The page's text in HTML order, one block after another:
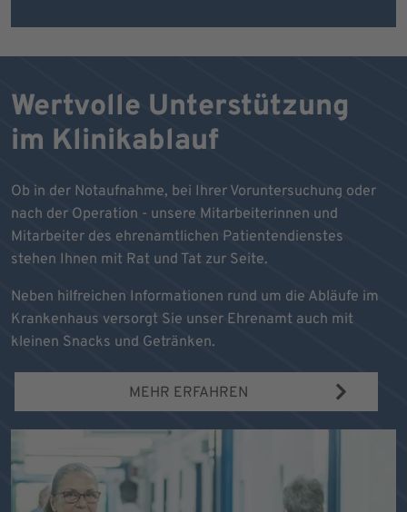
Wertvolle Unterstützung
im Klinikablauf
Ob in der Notaufnahme, bei Ihrer Voruntersuchung oder
nach der Operation - unsere Mitarbeiterinnen und
Mitarbeiter des ehrenamtlichen Patientendienstes
stehen Ihnen mit Rat und Tat zur Seite.
Neben hilfreichen Informationen rund um die Abläufe im
Krankenhaus versorgt Sie unser Ehrenamt auch mit
kleinen Snacks und Getränken.
MEHR ERFAHREN